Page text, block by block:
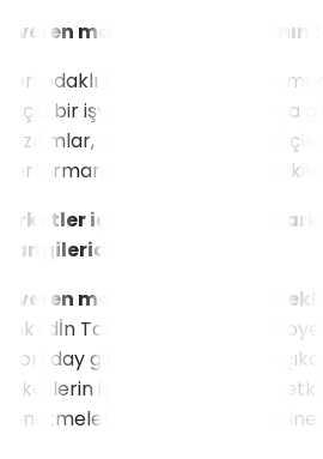
İşveren markası
Veri odaklı karar alma, çalışan
güçlü bir işveren imajı oluşturma
yazılımlar, çalışan bağlılığını
performansını olumlu yönde etkiler.
Şirketler için en iyi işveren
hangileridir?
İşveren markası yazılımı
Linkedİn Talent Solutions,
Workday gibi platformlar öne
şirketlerin işveren markalarını
yönetmelerine ve geliştirmelerine